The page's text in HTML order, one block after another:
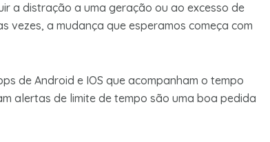
a distração a uma geração ou ao excesso de
vezes, a mudança que esperamos começa com
de Android e IOS que acompanham o tempo
alertas de limite de tempo são uma boa pedida